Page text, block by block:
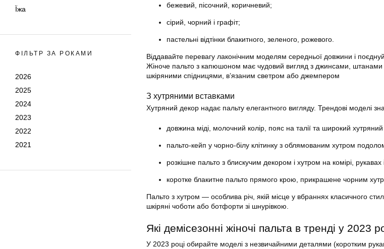
Їжа
ФІЛЬТР ЗА РОКАМИ
2026
2025
2024
2023
2022
2021
бежевий, пісочний, коричневий;
сірий, чорний і графіт;
пастельні відтінки блакитного, зеленого, рожевого.
Віддавайте перевагу лаконічним моделям середньої довжини і
Жіноче пальто з капюшоном має чудовий вигляд з джинсами,
шкіряними спідницями, в’язаним светром або джемпером
З хутряними вставками
Хутряний декор надає пальту елегантного вигляду. Трендові моделі
довжина міді, молочний колір, пояс на талії та широкий хутряний
пальто-кейп у чорно-білу клітинку з облямованим хутром
розкішне пальто з блискучим декором і хутром на комірі, рукавах
коротке блакитне пальто прямого крою, прикрашене чорним
Пальто з хутром — особлива річ, якій місце у вбраннях класичного
шкіряні чоботи або ботфорти зі шнурівкою.
Які демісезонні жіночі пальта в тренді у 2023
У 2023 році обирайте моделі з незвичайними деталями (коротким